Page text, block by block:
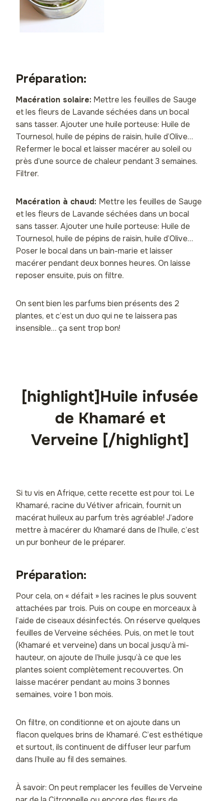
Préparation:
Macération solaire: Mettre les feuilles de Sauge
et les fleurs de Lavande séchées dans un bocal
sans tasser. Ajouter une huile porteuse: Huile de
Tournesol, huile de pépins de raisin, huile d’Olive…
Refermer le bocal et laisser macérer au soleil ou
près d’une source de chaleur pendant 3 semaines.
Filtrer.
Macération à chaud: Mettre les feuilles de Sauge
et les fleurs de Lavande séchées dans un bocal
sans tasser. Ajouter une huile porteuse: Huile de
Tournesol, huile de pépins de raisin, huile d’Olive…
Poser le bocal dans un bain-marie et laisser
macérer pendant deux bonnes heures. On laisse
reposer ensuite, puis on filtre.
On sent bien les parfums bien présents des 2
plantes, et c’est un duo qui ne te laissera pas
insensible… ça sent trop bon!
[highlight]Huile infusée
de Khamaré et
Verveine [/highlight]
Si tu vis en Afrique, cette recette est pour toi. Le
Khamaré, racine du Vétiver africain, fournit un
macérat huileux au parfum très agréable! J’adore
mettre à macérer du Khamaré dans de l’huile, c’est
un pur bonheur de le préparer.
Préparation:
Pour cela, on « défait » les racines le plus souvent
attachées par trois. Puis on coupe en morceaux à
l’aide de ciseaux désinfectés. On réserve quelques
feuilles de Verveine séchées. Puis, on met le tout
(Khamaré et verveine) dans un bocal jusqu’à mi-
hauteur, on ajoute de l’huile jusqu’à ce que les
plantes soient complètement recouvertes. On
laisse macérer pendant au moins 3 bonnes
semaines, voire 1 bon mois.
On filtre, on conditionne et on ajoute dans un
flacon quelques brins de Khamaré. C’est esthétique
et surtout, ils continuent de diffuser leur parfum
dans l’huile au fil des semaines.
À savoir: On peut remplacer les feuilles de Verveine